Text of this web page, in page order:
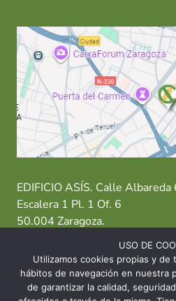
EDIFICIO ASÍS. Calle Albareda
Escalera 1 Pl. 1 Of. 6
50.004 Zaragoza.
T: 976 484 949 M: 635 638
Sede Zaragoza·Sede Huesca·
USO DE
Utilizamos cookies propias y de
hábitos de navegación en nuestra
de garantizar la calidad,